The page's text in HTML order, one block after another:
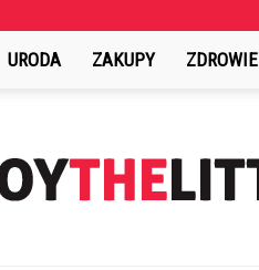
URODA ZAKUPY ZDROWIE